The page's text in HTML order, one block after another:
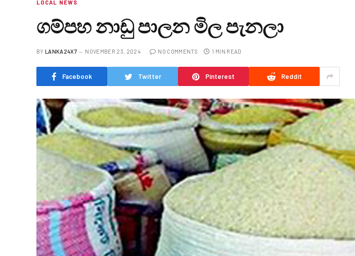
LOCAL NEWS
ගම්පහ නාඩු පාලන මිල පැනලා
BY LANKA24X7 NOVEMBER 23, 2024 NO COMMENTS 1 MIN READ
Facebook Twitter Pinterest Reddit